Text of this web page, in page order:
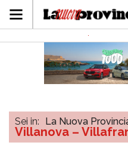
Sei in: La Nuova
Villanova –